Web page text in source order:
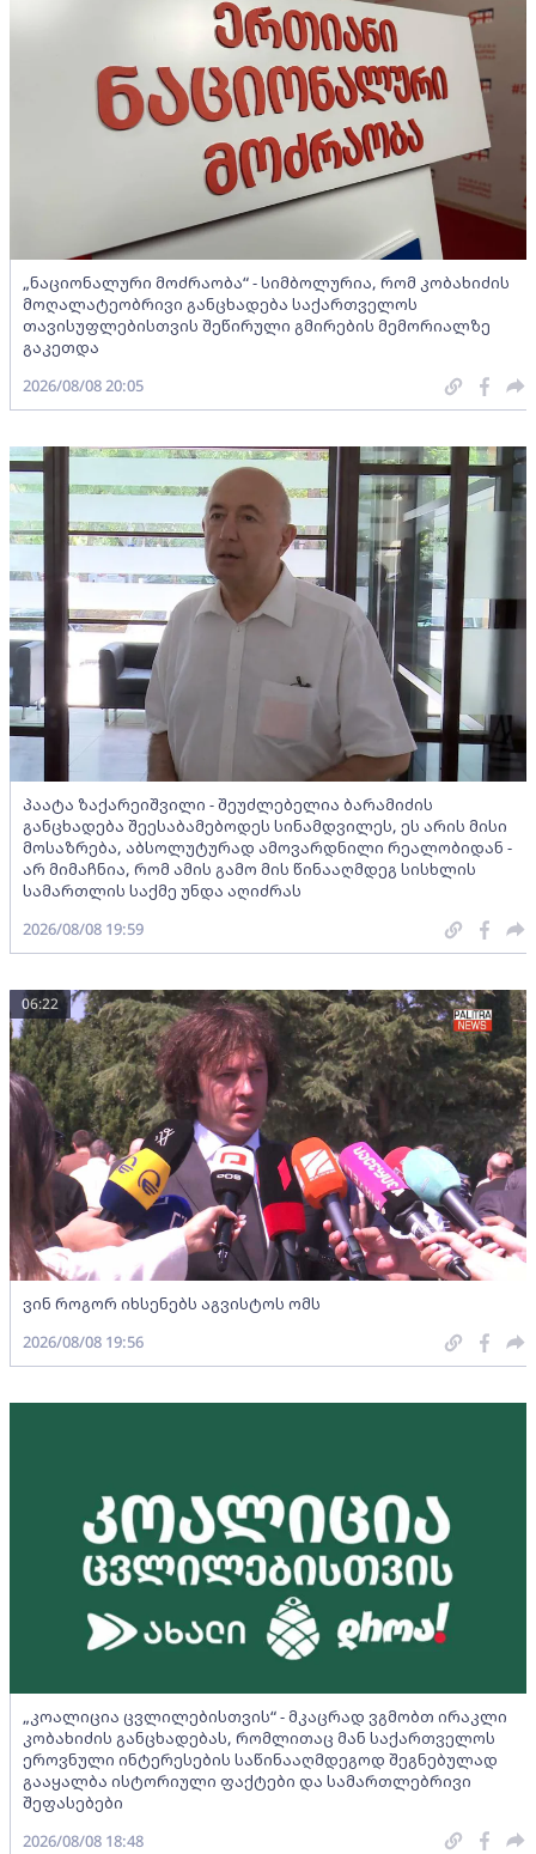
„ნაციონალური მოძრაობა“ - სიმბოლურია, რომ კობახიძის
მოღალატეობრივი განცხადება საქართველოს
თავისუფლებისთვის შეწირული გმირების მემორიალზე
გაკეთდა
2026/08/08 20:05
პაატა ზაქარეიშვილი - შეუძლებელია ბარამიძის
განცხადება შეესაბამებოდეს სინამდვილეს, ეს არის მისი
მოსაზრება, აბსოლუტურად ამოვარდნილი რეალობიდან -
არ მიმაჩნია, რომ ამის გამო მის წინააღმდეგ სისხლის
სამართლის საქმე უნდა აღიძრას
2026/08/08 19:59
ვინ როგორ იხსენებს აგვისტოს ომს
06:22
2026/08/08 19:56
„კოალიცია ცვლილებისთვის“ - მკაცრად ვგმობთ ირაკლი
კობახიძის განცხადებას, რომლითაც მან საქართველოს
ეროვნული ინტერესების საწინააღმდეგოდ შეგნებულად
გააყალბა ისტორიული ფაქტები და სამართლებრივი
შეფასებები
2026/08/08 18:48